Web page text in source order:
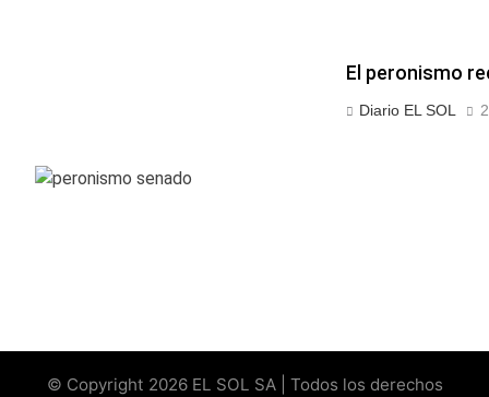
El peronismo
Diario EL SOL
© Copyright 2026 EL SOL SA | Todos los derechos